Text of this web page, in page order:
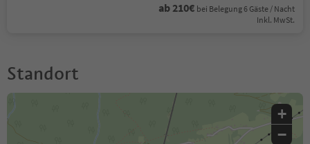
ab 210€ bei Belegung 6 Gäste / Nacht
Inkl. MwSt.
Standort
+
−